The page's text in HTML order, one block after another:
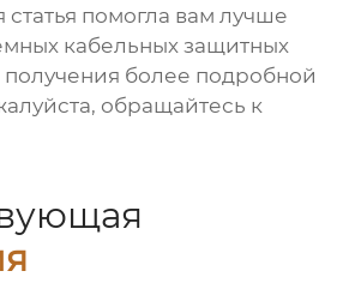
помогла вам лучше
кабельных защитных
получения более подробной
обращайтесь к